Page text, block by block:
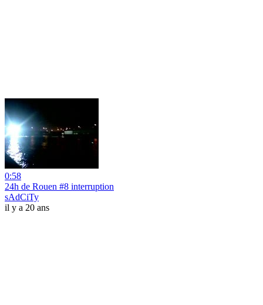
0:58
24h de Rouen #8 interruption
sAdCiTy
il y a 20 ans